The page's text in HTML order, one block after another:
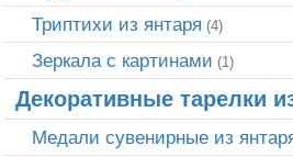
Триптихи из янтаря (4)
Зеркала с картинами (1)
Декоративные тарелки
Медали сувенирные из